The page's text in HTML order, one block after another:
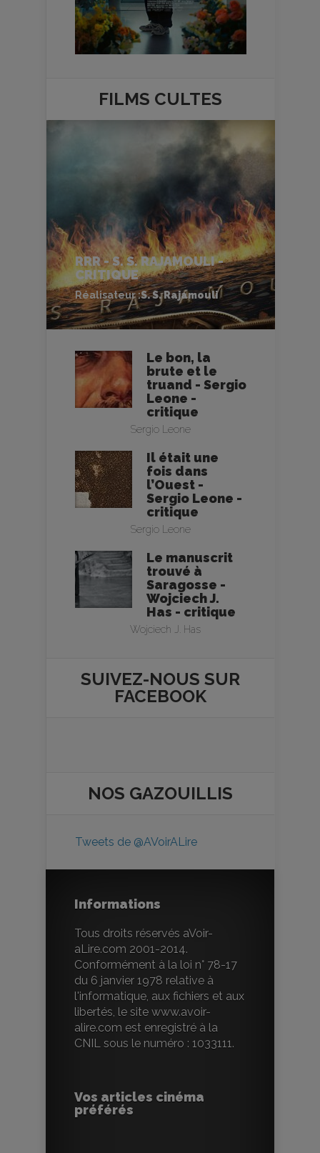
FILMS CULTES
RRR - S. S. RAJAMOULI -
CRITIQUE
Réalisateur :S. S. Rajamouli
Le bon, la
brute et le
truand - Sergio
Leone -
critique
Sergio Leone
Il était une
fois dans
l’Ouest -
Sergio Leone -
critique
Sergio Leone
Le manuscrit
trouvé à
Saragosse -
Wojciech J.
Has - critique
Wojciech J. Has
SUIVEZ-NOUS SUR
FACEBOOK
NOS GAZOUILLIS
Tweets de @AVoirALire
Informations
Tous droits réservés aVoir-
aLire.com 2001-2014.
Conformément à la loi n° 78-17
du 6 janvier 1978 relative à
l'informatique, aux fichiers et aux
libertés, le site www.avoir-
alire.com est enregistré à la
CNIL sous le numéro : 1033111.
Vos articles cinéma
préférés